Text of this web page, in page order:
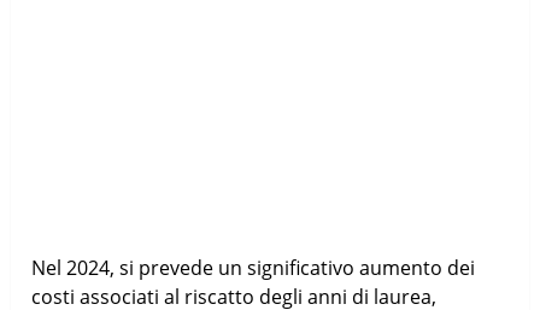
Nel 2024, si prevede un significativo aumento dei
costi associati al riscatto degli anni di laurea,